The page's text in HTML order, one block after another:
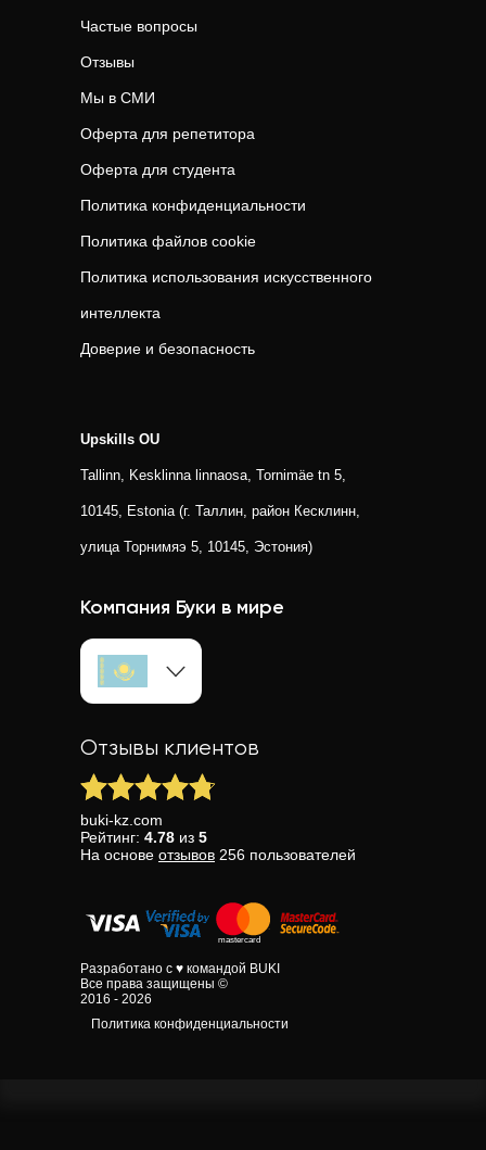
Частые вопросы
Отзывы
Мы в СМИ
Оферта для репетитора
Оферта для студента
Политика конфиденциальности
Политика файлов cookie
Политика использования искусственного
интеллекта
Доверие и безопасность
Upskills OU
Tallinn, Kesklinna linnaosa, Tornimäe tn 5,
10145, Estonia (г. Таллин, район Кесклинн,
улица Торнимяэ 5, 10145, Эстония)
Компания Буки в мире
Отзывы клиентов
buki-kz.com
Рейтинг: 4.78 из 5
На основе отзывов 256 пользователей
Разработано с ♥ командой BUKI
Все права защищены ©
2016 - 2026
Политика конфиденциальности